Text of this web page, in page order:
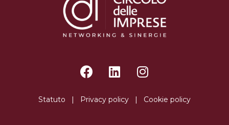
Statuto | Privacy policy | Cookie policy